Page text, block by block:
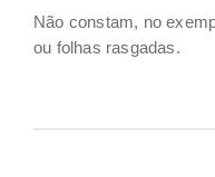
Não constam, no
ou folhas rasgadas.